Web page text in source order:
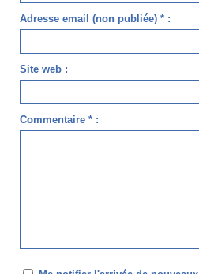
Adresse email (non publiée) * :
Site web :
Commentaire * :